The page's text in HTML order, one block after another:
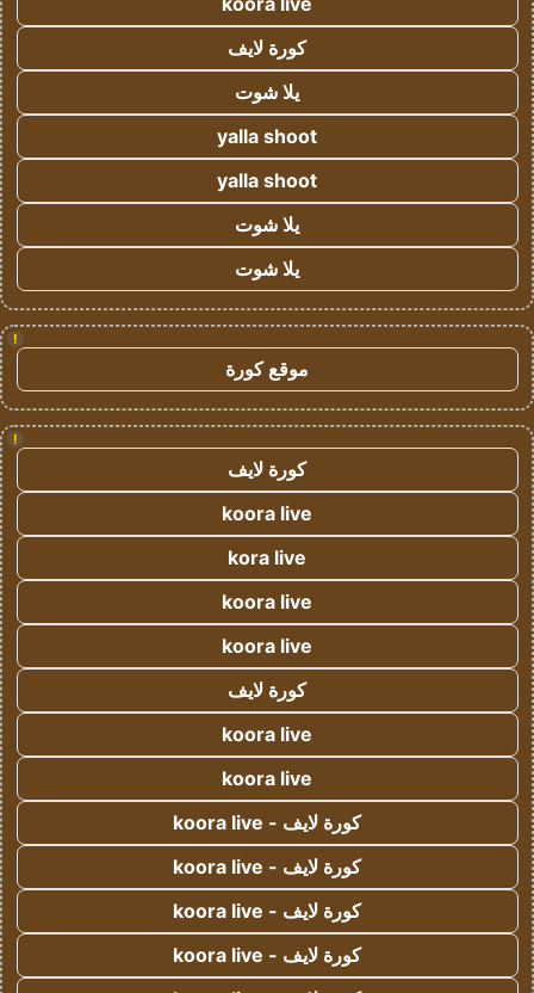
كورة لايف
يلا شوت
yalla shoot
yalla shoot
يلا شوت
يلا شوت
!
موقع كورة
!
كورة لايف
koora live
kora live
koora live
koora live
كورة لايف
koora live
koora live
كورة لايف - koora live
كورة لايف - koora live
كورة لايف - koora live
كورة لايف - koora live